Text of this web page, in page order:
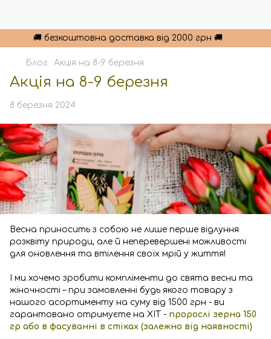
🚚 безкоштовна доставка від 2000 грн 🚚
Блог Акція на 8-9 березня
Акція на 8-9 березня
8 березня 2024
Весна приносить з собою не лише перше відлуння
розквіту природи, але й неперевершені можливості
для оновлення та втілення своїх мрій у життя!
І ми хочемо зробити компліменти до свята весни та
жіночності – при замовленні будь якого товару з
нашого асортименту на суму від 1500 грн - ви
гарантовано отримуєте на ХІТ - пророслі зерна 150
гр або в фасуванні в стіках (залежно від наявності)